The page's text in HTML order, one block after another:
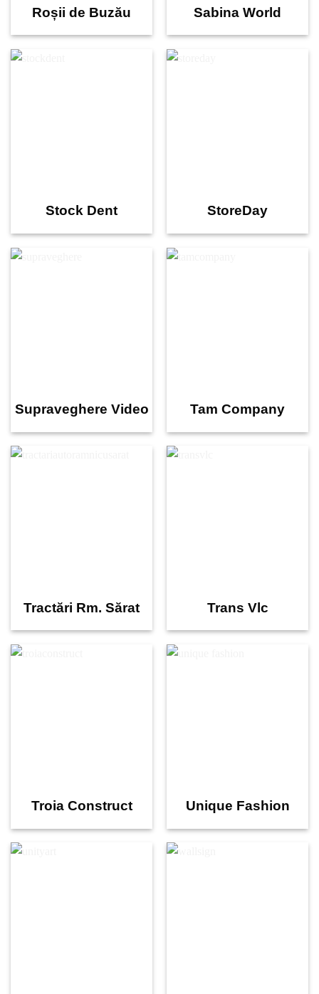
Roșii de Buzău Sabina World
Stock Dent StoreDay
Supraveghere Video Tam Company
Tractări Rm. Sărat Trans Vlc
Troia Construct Unique Fashion